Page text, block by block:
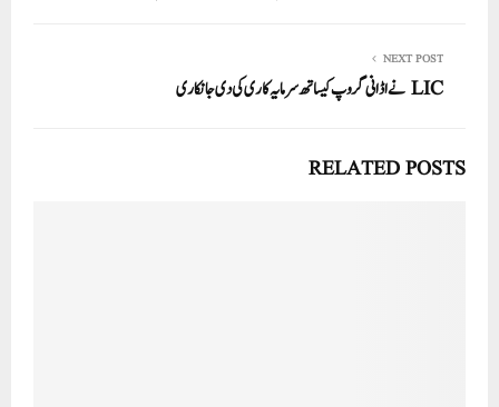
NEXT POST
LIC نے اڈانی گروپ کیساتھ سرمایہ کاری کی دی جانکاری
RELATED POSTS